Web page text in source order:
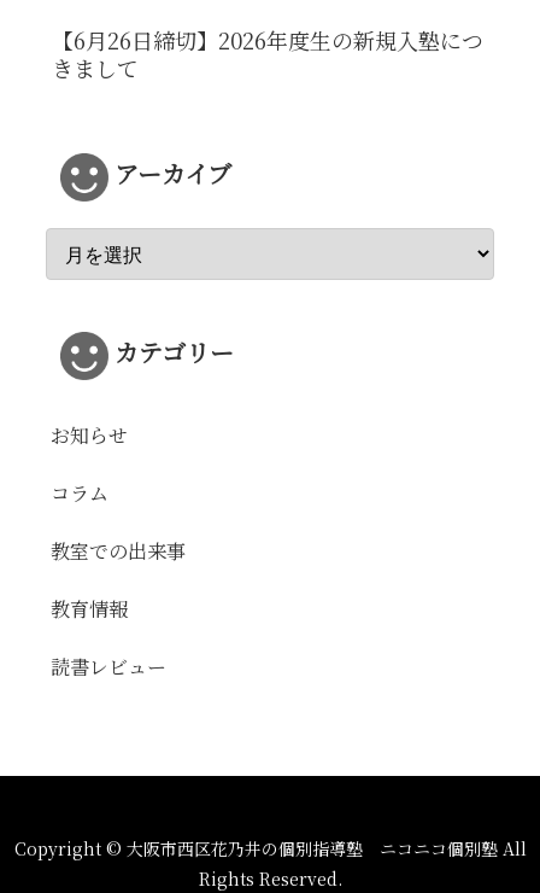
【6月26日締切】2026年度生の新規入塾につ
きまして
アーカイブ
カテゴリー
お知らせ
コラム
教室での出来事
教育情報
読書レビュー
Copyright © 大阪市西区花乃井の個別指導塾 ニコニコ個別塾 All
Rights Reserved.